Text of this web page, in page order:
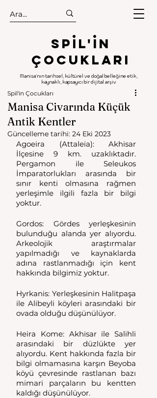
.
.
Spıl'in
Çocukları
Manisa'nın tarihsel, kültürel ve doğal belleğine etik,
kaynaklı, kapsayıcı bir dijital arşiv
Manisa Civarında Küçük
Antik Kentler
Spil'in Çocukları
Güncelleme tarihi: 24 Eki 2023
Agoeira (Attaleia): Akhisar
İlçesine 9 km. uzaklıktadır.
Pergamon ile Seleukos
İmparatorlukları arasında bir
sınır kenti olmasına rağmen
yerleşimle ilgili fazla bir bilgi
yoktur.
Gordos: Gördes yerleşkesinin
bulunduğu alanda yer alıyordu.
Arkeolojik araştırmalar
yapılmadığı ve kaynaklarda
adına rastlanmadığı için kent
hakkında bilgimiz yoktur.
Hyrkanis: Yerleşkesinin Halitpaşa
ile Alibeyli köyleri arasındaki bir
ovada olduğu düşünülüyor.
Heira Kome: Akhisar ile Salihli
arasındaki bir düzlükte yer
alıyordu. Kent hakkında fazla bir
bilgi olmamasına karşın Beyoba
köyü çevresinde rastlanan bazı
mimari parçaların bu kentten
kaldığı düşünülüyor.